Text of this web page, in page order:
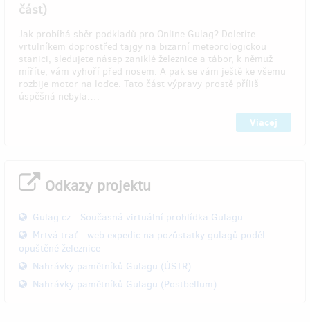
část)
Jak probíhá sběr podkladů pro Online Gulag? Doletíte
vrtulníkem doprostřed tajgy na bizarní meteorologickou
stanici, sledujete násep zaniklé železnice a tábor, k němuž
míříte, vám vyhoří před nosem. A pak se vám ještě ke všemu
rozbije motor na loďce. Tato část výpravy prostě příliš
úspěšná nebyla.…
Viacej
Odkazy projektu
Gulag.cz - Současná virtuální prohlídka Gulagu
Mrtvá trať - web expedic na pozůstatky gulagů podél
opuštěné železnice
Nahrávky pamětníků Gulagu (ÚSTR)
Nahrávky pamětníků Gulagu (Postbellum)